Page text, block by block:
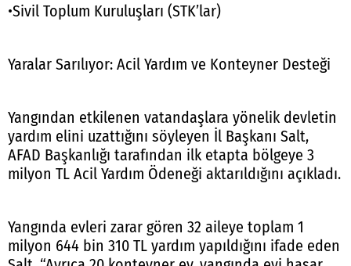
•Sivil Toplum Kuruluşları (STK’lar)
Yaralar Sarılıyor: Acil Yardım ve Konteyner Desteği
Yangından etkilenen vatandaşlara yönelik devletin
yardım elini uzattığını söyleyen İl Başkanı Salt,
AFAD Başkanlığı tarafından ilk etapta bölgeye 3
milyon TL Acil Yardım Ödeneği aktarıldığını açıkladı.
Yangında evleri zarar gören 32 aileye toplam 1
milyon 644 bin 310 TL yardım yapıldığını ifade eden